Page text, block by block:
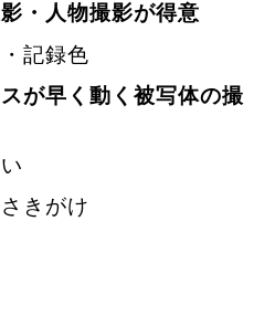
・人物撮影が得意
記録色
が早く動く被写体の撮
きがけ